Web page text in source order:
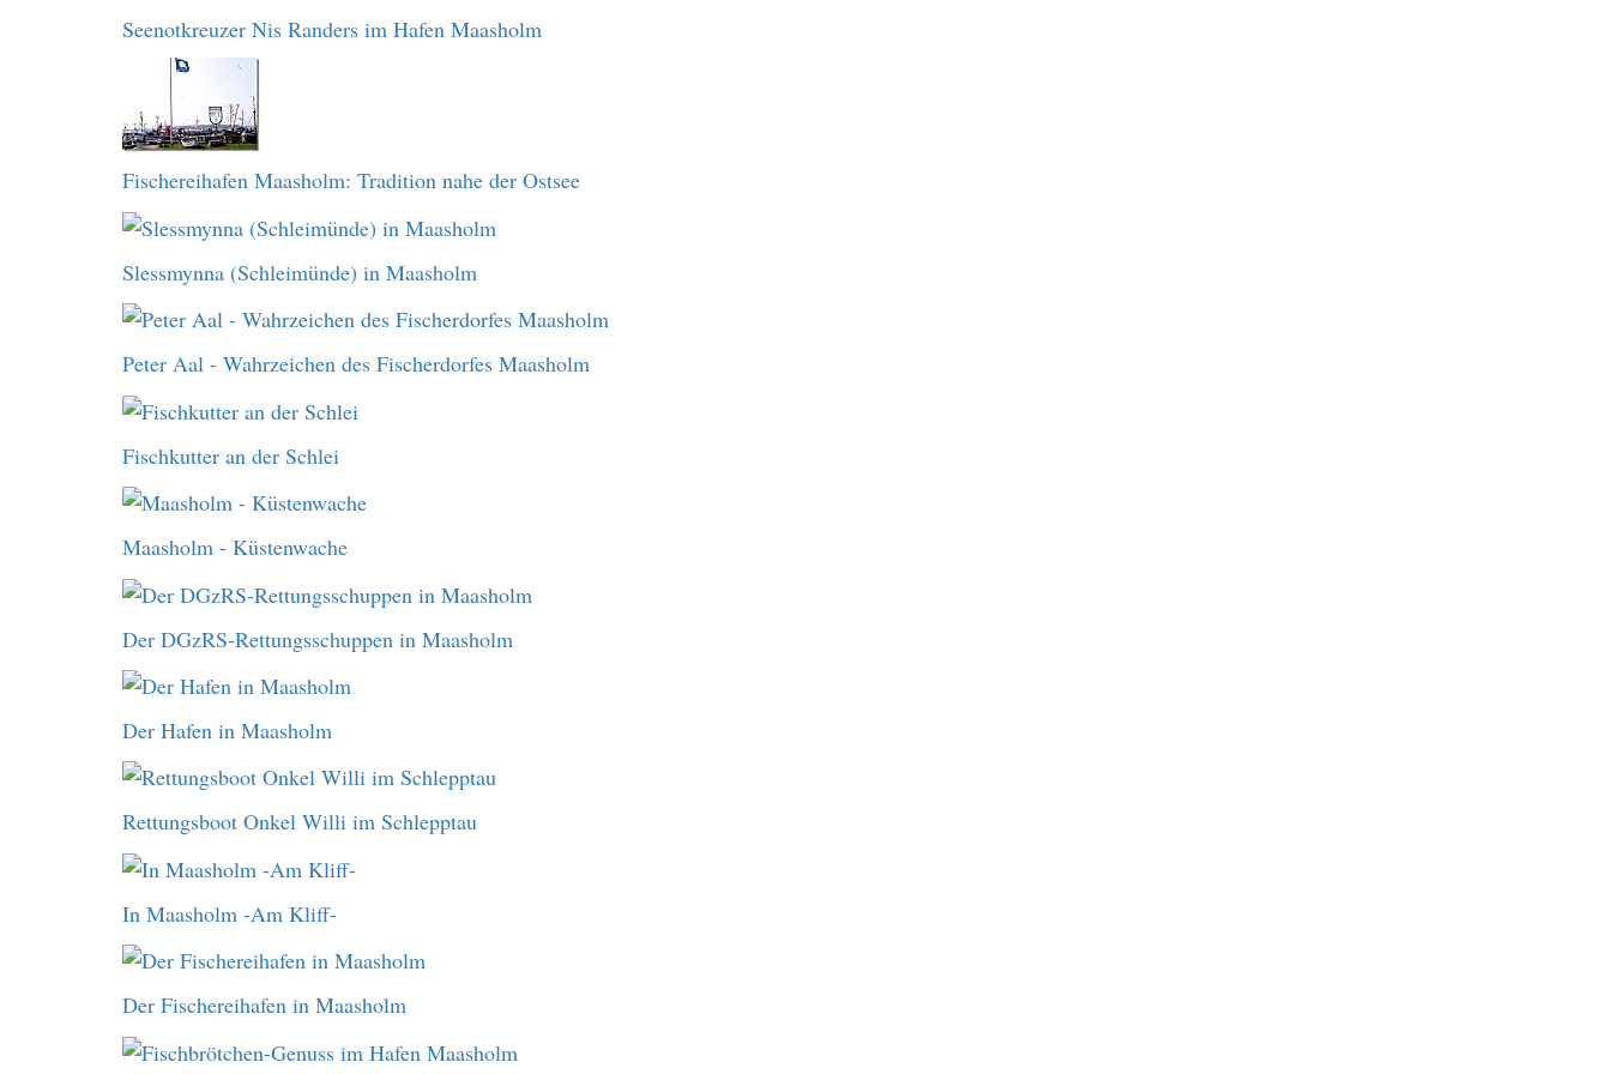
Seenotkreuzer Nis Randers im Hafen Maasholm
Fischereihafen Maasholm: Tradition nahe der Ostsee
Slessmynna (Schleimünde) in Maasholm
Peter Aal - Wahrzeichen des Fischerdorfes Maasholm
Fischkutter an der Schlei
Maasholm - Küstenwache
Der DGzRS-Rettungsschuppen in Maasholm
Der Hafen in Maasholm
Rettungsboot Onkel Willi im Schlepptau
In Maasholm -Am Kliff-
Der Fischereihafen in Maasholm